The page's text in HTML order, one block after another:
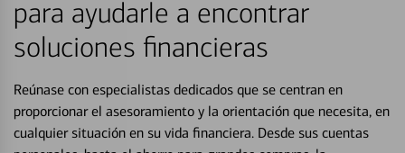
para ayudarle a encontrar
soluciones financieras
Reúnase con especialistas dedicados que se centran en
proporcionar el asesoramiento y la orientación que necesita, en
cualquier situación en su vida financiera. Desde sus cuentas